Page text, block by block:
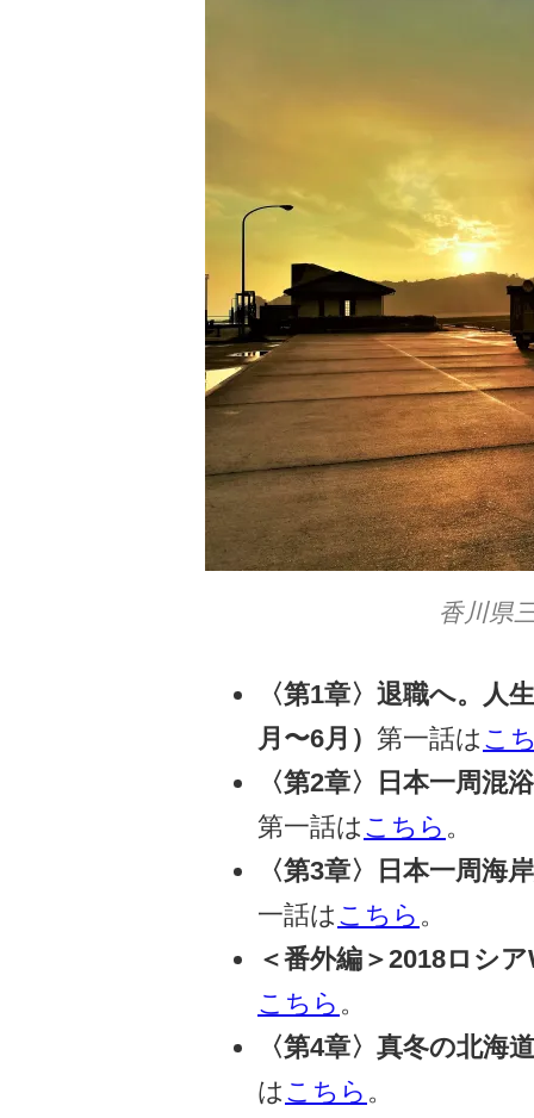
香川県
〈第1章〉退職へ。人
月〜6月） 第一話は こ
〈第2章〉日本一周混
第一話は こちら 。
〈第3章〉日本一周海
一話は こちら 。
＜番外編＞2018ロシ
こちら 。
〈第4章〉真冬の北海
は こちら 。